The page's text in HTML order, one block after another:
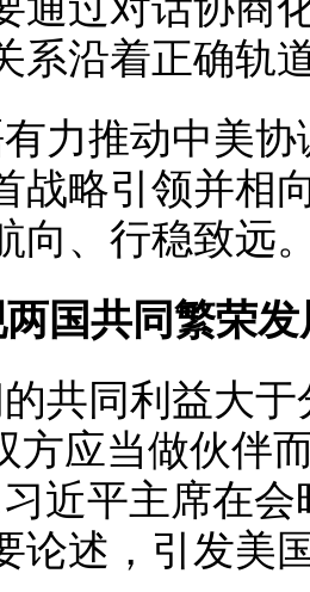
系沿着正确轨
力推动中美
战略引领并相
向、行稳致远
国共同繁荣发
共同利益大
方应当做伙伴
近平主席在会
论述，引发美